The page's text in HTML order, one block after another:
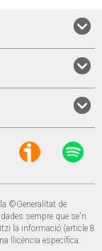
©Generalitat de
sempre que se'n
la informació (article 8
llicència específica.